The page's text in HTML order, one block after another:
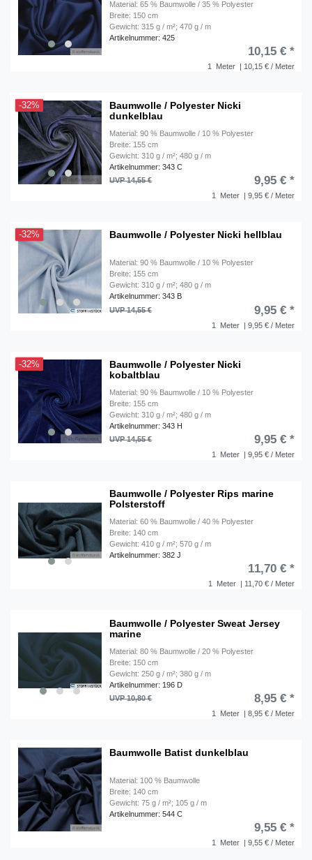
Material: 65 % Baumwolle / 35 % Polyester
Breite: 150 cm
Gewicht: 315 g / m²; 470 g / m
Artikelnummer: 425
1 Meter | 10,15 € / Meter
10,15 € *
-32%
Baumwolle / Polyester Nicki
dunkelblau
Material: 90 % Baumwolle / 10 % Polyester
Breite: 155 cm
Gewicht: 310 g / m²; 480 g / m
Artikelnummer: 343 C
1 Meter | 9,95 € / Meter
UVP 14,55 € 9,95 € *
-32% Baumwolle / Polyester Nicki hellblau
Material: 90 % Baumwolle / 10 % Polyester
Breite: 155 cm
Gewicht: 310 g / m²; 480 g / m
Artikelnummer: 343 B
1 Meter | 9,95 € / Meter
UVP 14,55 € 9,95 € *
-32%
Baumwolle / Polyester Nicki
kobaltblau
Material: 90 % Baumwolle / 10 % Polyester
Breite: 155 cm
Gewicht: 310 g / m²; 480 g / m
Artikelnummer: 343 H
1 Meter | 9,95 € / Meter
UVP 14,55 € 9,95 € *
Baumwolle / Polyester Rips marine
Polsterstoff
Material: 60 % Baumwolle / 40 % Polyester
Breite: 140 cm
Gewicht: 410 g / m²; 570 g / m
Artikelnummer: 382 J
1 Meter | 11,70 € / Meter
11,70 € *
Baumwolle / Polyester Sweat Jersey
marine
Material: 80 % Baumwolle / 20 % Polyester
Breite: 150 cm
Gewicht: 250 g / m²; 380 g / m
Artikelnummer: 196 D
1 Meter | 8,95 € / Meter
UVP 10,80 € 8,95 € *
Baumwolle Batist dunkelblau
Material: 100 % Baumwolle
Breite: 140 cm
Gewicht: 75 g / m²; 105 g / m
Artikelnummer: 544 C
1 Meter | 9,55 € / Meter
9,55 € *